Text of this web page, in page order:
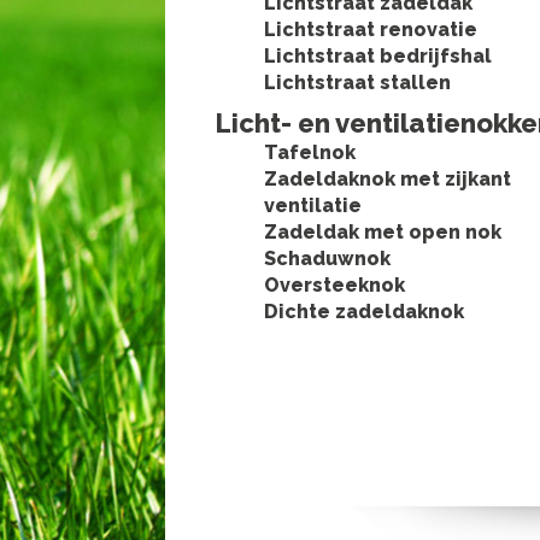
Lichtstraat renovatie
Lichtstraat bedrijfshal
Lichtstraat stallen
Licht- en
Tafelnok
Zadeldaknok met zijkant
ventilatie
Zadeldak met open nok
Schaduwnok
Oversteeknok
Dichte zadeldaknok